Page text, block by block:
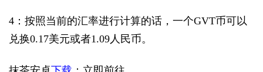
4：按照当前的汇率进行计算的话，一个GVT币可以
兑换0.17美元或者1.09人民币。